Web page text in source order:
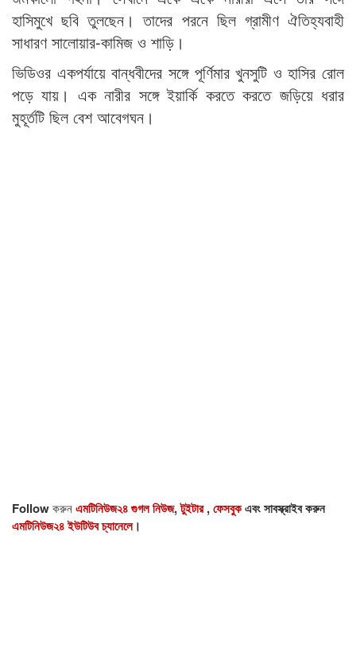
হাসিমুখে ছবি তুলছেন। তাদের পরনে ছিল গ্রামীণ ঐতিহ্যবাহী
সাধারণ সালোয়ার-কামিজ ও শাড়ি।
ভিডিওর একপর্যায়ে বান্ধবীদের সঙ্গে পূর্ণিমার খুনসুটি ও হাসির রোল
পড়ে যায়। এক নারীর সঙ্গে ইয়ার্কি করতে করতে জড়িয়ে ধরার
মুহূর্তটি ছিল বেশ আবেগঘন।
Followকরুনএমটিনিউজ২৪ গুগল নিউজ,টুইটার,ফেসবুকএবং সাবস্ক্রাইব করুন
এমটিনিউজ২৪ ইউটিউব চ্যানেলে।